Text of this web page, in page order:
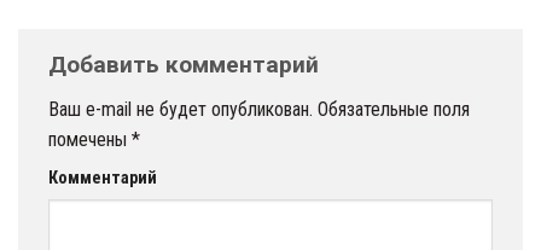
Добавить комментарий
Ваш e-mail не будет опубликован. Обязательные поля
помечены *
Комментарий